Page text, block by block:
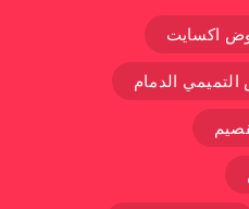
اكسايت
الدمام